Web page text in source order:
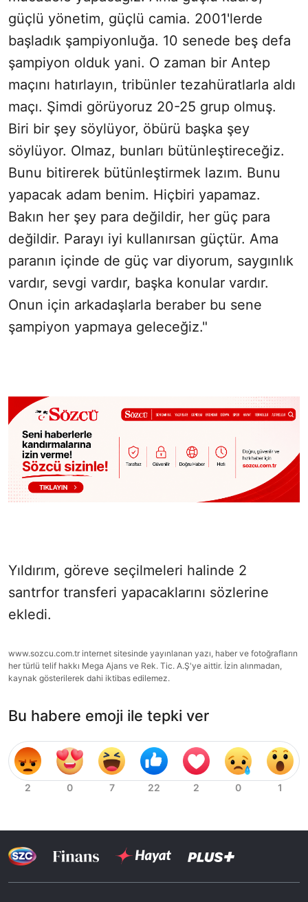
güçlü yönetim, güçlü camia. 2001'lerde
başladık şampiyonluğa. 10 senede beş defa
şampiyon olduk yani. O zaman bir Antep
maçını hatırlayın, tribünler tezahüratlarla aldı
maçı. Şimdi görüyoruz 20-25 grup olmuş.
Biri bir şey söylüyor, öbürü başka şey
söylüyor. Olmaz, bunları bütünleştireceğiz.
Bunu bitirerek bütünleştirmek lazım. Bunu
yapacak adam benim. Hiçbiri yapamaz.
Bakın her şey para değildir, her güç para
değildir. Parayı iyi kullanırsan güçtür. Ama
paranın içinde de güç var diyorum, saygınlık
vardır, sevgi vardır, başka konular vardır.
Onun için arkadaşlarla beraber bu sene
şampiyon yapmaya geleceğiz."
Yıldırım, göreve seçilmeleri halinde 2
santrfor transferi yapacaklarını sözlerine
ekledi.
www.sozcu.com.tr internet sitesinde yayınlanan yazı, haber ve fotoğrafların
her türlü telif hakkı Mega Ajans ve Rek. Tic. A.Ş'ye aittir. İzin alınmadan,
kaynak gösterilerek dahi iktibas edilemez.
Bu habere emoji ile tepki ver